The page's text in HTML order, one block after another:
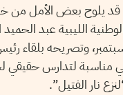
قد يلوح بعض الأمل من
الليبية عبد الحميد
تونس، يوم الخميس 9 سبتمبر، وتصريحه بلقاء
مناسبة لتدارس حقيقي
نار الفتيل”.